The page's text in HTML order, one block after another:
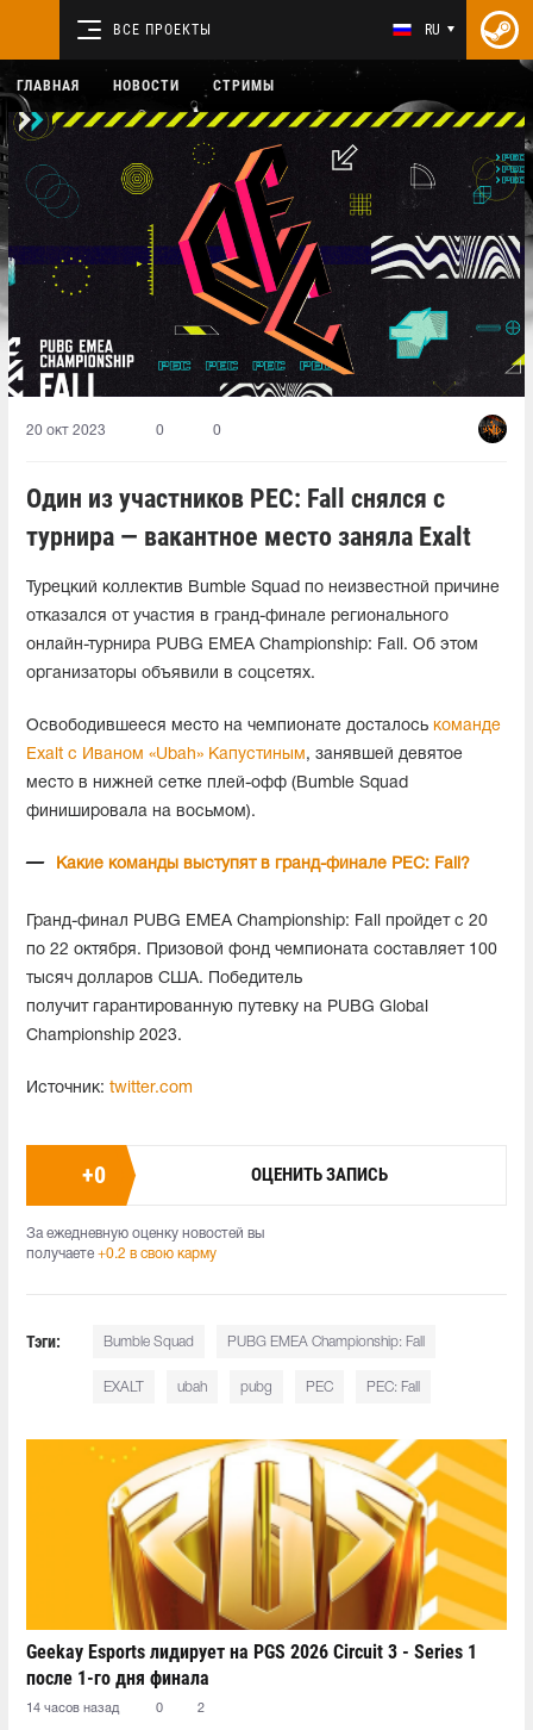
ВСЕ ПРОЕКТЫ RU
ГЛАВНАЯ НОВОСТИ СТРИМЫ
20 окт 2023 0 0
Один из участников PEC: Fall снялся с
турнира — вакантное место заняла Exalt
Турецкий коллектив Bumble Squad по неизвестной причине
отказался от участия в гранд-финале регионального
онлайн-турнира PUBG EMEA Championship: Fall. Об этом
организаторы объявили в соцсетях.
Освободившееся место на чемпионате досталось команде
Exalt с Иваном «Ubah» Капустиным, занявшей девятое
место в нижней сетке плей-офф (Bumble Squad
финишировала на восьмом).
Какие команды выступят в гранд-финале PEC: Fall?
Гранд-финал PUBG EMEA Championship: Fall пройдет с 20
по 22 октября. Призовой фонд чемпионата составляет 100
тысяч долларов США. Победитель
получит гарантированную путевку на PUBG Global
Championship 2023.
Источник: twitter.com
+0 ОЦЕНИТЬ ЗАПИСЬ
За ежедневную оценку новостей вы
получаете +0.2 в свою карму
Тэги: Bumble Squad PUBG EMEA Championship: Fall
EXALT ubah pubg PEC PEC: Fall
Geekay Esports лидирует на PGS 2026 Circuit 3 - Series 1
после 1-го дня финала
14 часов назад 0 2